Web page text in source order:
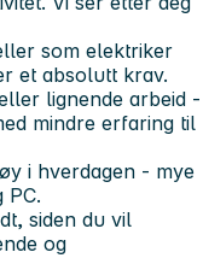
som elektriker
et absolutt krav.
lignende arbeid -
mindre erfaring til
i hverdagen - mye
PC.
siden du vil
og